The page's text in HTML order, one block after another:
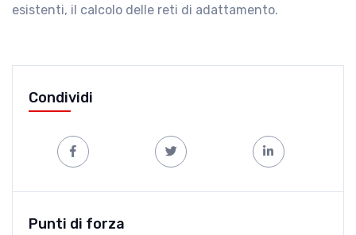
esistenti, il calcolo delle reti di adattamento.
Condividi
Punti di forza